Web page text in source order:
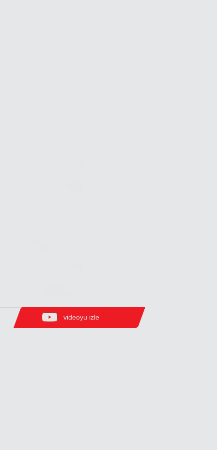
videoyu izle